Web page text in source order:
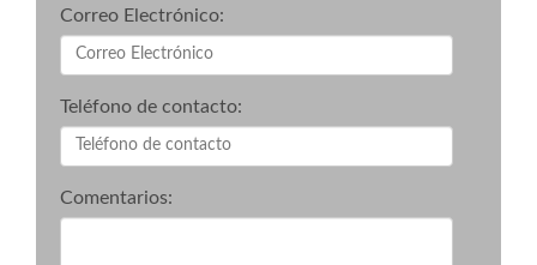
Correo Electrónico:
Teléfono de contacto:
Comentarios: